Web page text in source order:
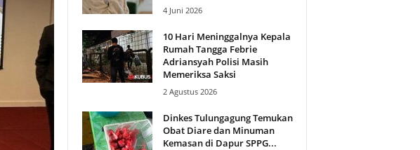
4 Juni 2026
10 Hari Meninggalnya Kepala
Rumah Tangga Febrie
Adriansyah Polisi Masih
Memeriksa Saksi
2 Agustus 2026
Dinkes Tulungagung Temukan
Obat Diare dan Minuman
Kemasan di Dapur SPPG...